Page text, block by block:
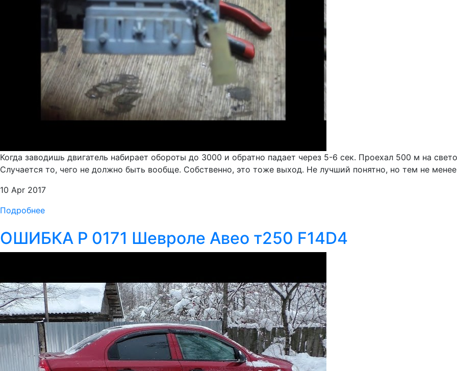
Когда заводишь двигатель набирает обороты до 3000 и обратно падает через 5-6 сек. Проехал 500 м на
Случается то, чего не должно быть вообще. Собственно, это тоже выход. Не лучший понятно, но тем не
10 Apr 2017
Подробнее
ОШИБКА P 0171 Шевроле Авео т250 F14D4